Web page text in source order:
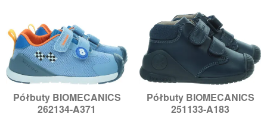
Półbuty BIOMECANICS
262134-A371
Półbuty BIOMECANICS
251133-A183